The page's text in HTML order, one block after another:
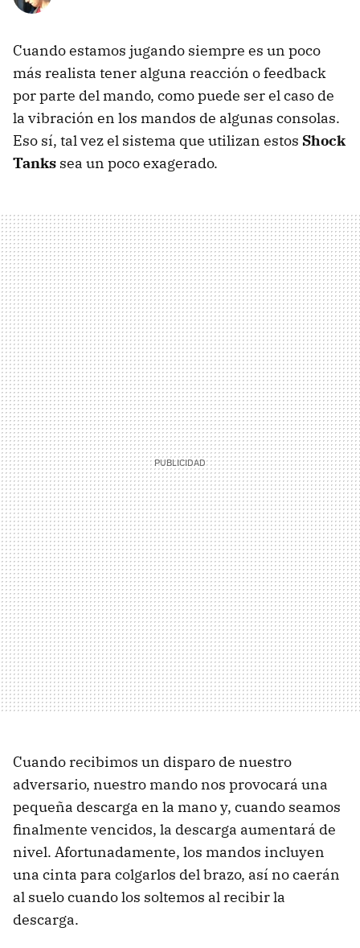
Cuando estamos jugando siempre es un poco
más realista tener alguna reacción o feedback
por parte del mando, como puede ser el caso de
la vibración en los mandos de algunas consolas.
Eso sí, tal vez el sistema que utilizan estos Shock
Tanks sea un poco exagerado.
Cuando recibimos un disparo de nuestro
adversario, nuestro mando nos provocará una
pequeña descarga en la mano y, cuando seamos
finalmente vencidos, la descarga aumentará de
nivel. Afortunadamente, los mandos incluyen
una cinta para colgarlos del brazo, así no caerán
al suelo cuando los soltemos al recibir la
descarga.